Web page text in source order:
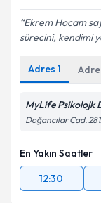
Ekrem Hocam
sürecini, kendimi
Adres 1
MyLife Psikolojk
Doğancılar Cad.
En Yakın Saatler
12:30